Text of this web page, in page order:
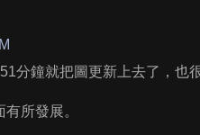
分鐘就把圖更新上去了，也
所發展。